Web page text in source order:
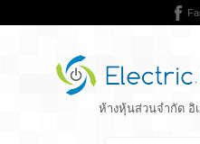
ห้างหุ้นส่วนจำกัด อิ